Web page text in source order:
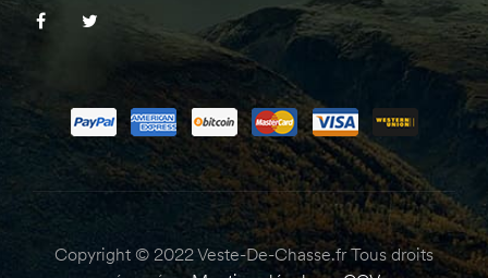
Copyright © 2022 Veste-De-Chasse.fr Tous droits